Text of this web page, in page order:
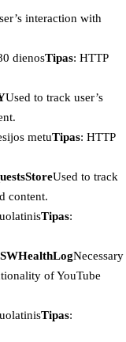
interaction with
dienosTipas: HTTP
Used to track user’s
metuTipas: HTTP
Used to track
content.
Tipas:
Necessary
of YouTube
Tipas: